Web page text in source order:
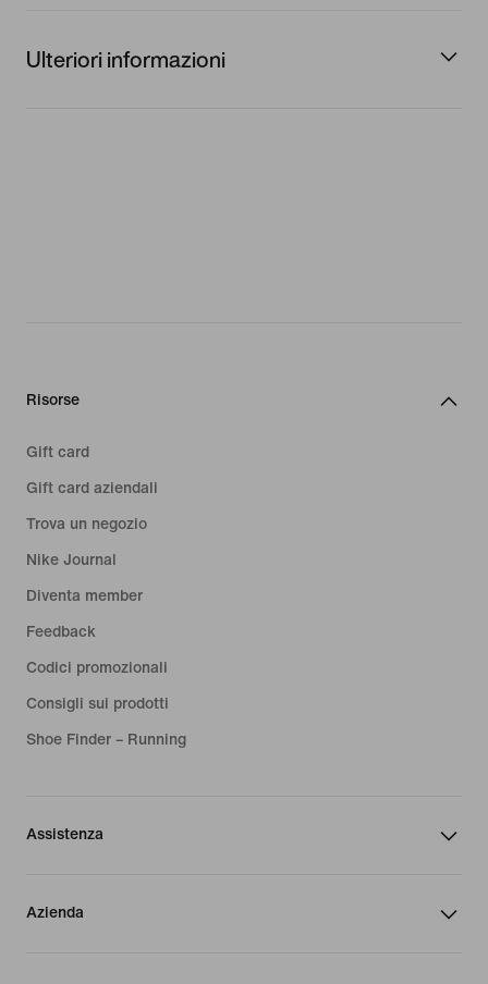
Ulteriori informazioni
Risorse
Gift card
Gift card aziendali
Trova un negozio
Nike Journal
Diventa member
Feedback
Codici promozionali
Consigli sui prodotti
Shoe Finder – Running
Assistenza
Azienda